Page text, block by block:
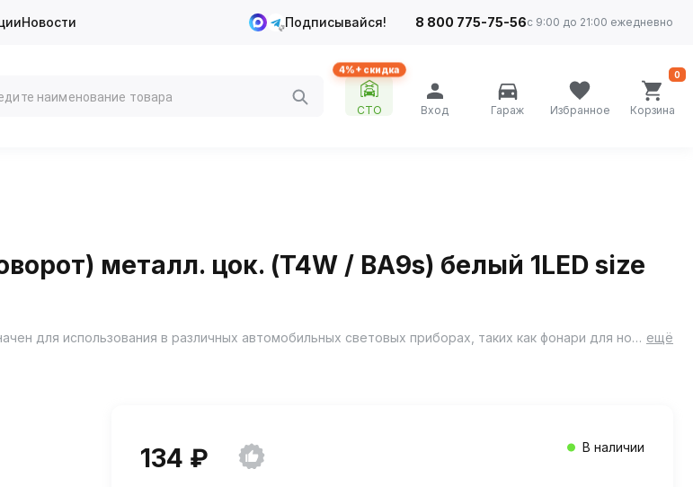
Новости Подписывайся! 8 800 775-75-56с 9:00 до 21:00 ежедневно
4%+ скидка
СТО Вход Гараж Избранное Корзина
0
металл. цок. (T4W / BA9s) белый 1LED size
Светодиод от YADA с рабочим напряжением 12 В и мощностью 4 Вт предназначен для использования в различных автомобильных световых приборах, таких как фонари для номерных знаков, габаритных огней и указателей поворота. ещё
134 ₽ В наличии